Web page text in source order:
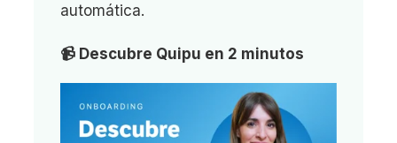
automática.
📹 Descubre Quipu en 2 minutos